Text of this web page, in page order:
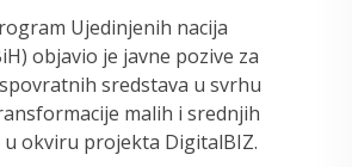
Ujedinjenih nacija
objavio je javne pozive za
sredstava u svrhu
malih i srednjih
u okviru projekta DigitalBIZ.